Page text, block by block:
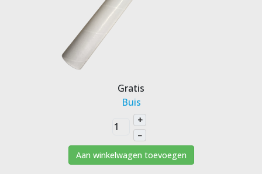
Gratis
Buis
+
–
Aan winkelwagen toevoegen